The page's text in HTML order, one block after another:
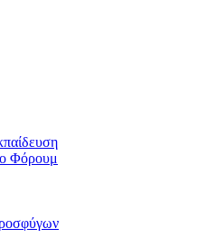
Φόρουμ